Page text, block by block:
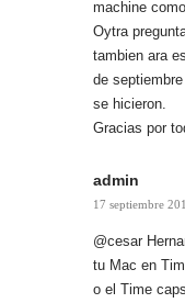
machine
Oytra
tambien ara
de
se hicieron.
Gracias por
admin
17 septiembre
@cesar
tu Mac en
o el Time